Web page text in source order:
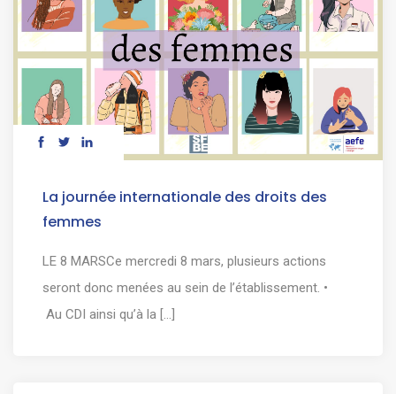
La journée internationale des droits des
femmes
LE 8 MARSCe mercredi 8 mars, plusieurs actions
seront donc menées au sein de l’établissement. •
Au CDI ainsi qu’à la [...]